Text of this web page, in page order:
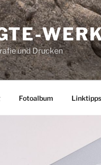
und Drucken
Fotoalbum Linktipps